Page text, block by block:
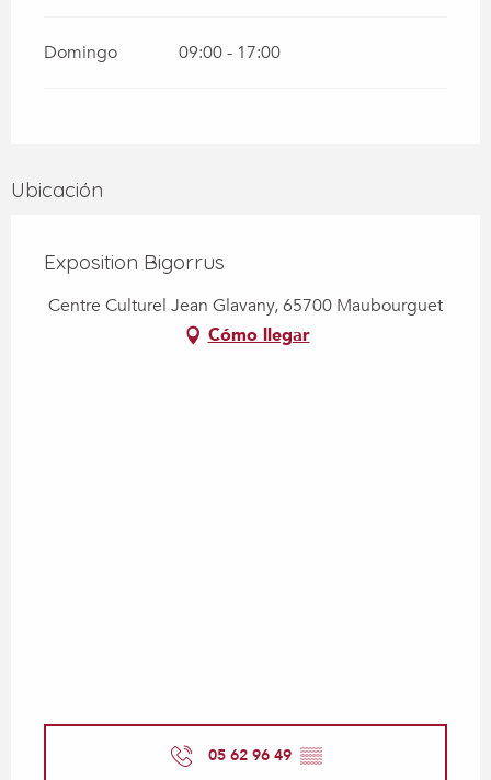
Domingo 09:00 - 17:00
Ubicación
Exposition Bigorrus
Centre Culturel Jean Glavany, 65700 Maubourguet
Cómo llegar
05 62 96 49 ▒▒